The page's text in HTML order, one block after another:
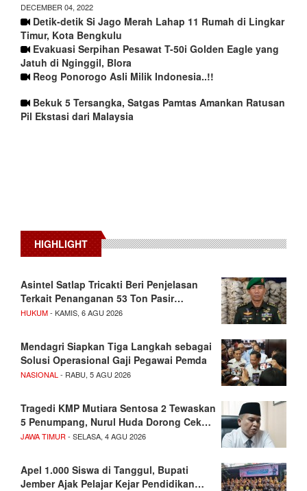
DECEMBER 04, 2022
Detik-detik Si Jago Merah Lahap 11 Rumah di Lingkar
Timur, Kota Bengkulu
Evakuasi Serpihan Pesawat T-50i Golden Eagle yang
Jatuh di Nginggil, Blora
Reog Ponorogo Asli Milik Indonesia..!!
Bekuk 5 Tersangka, Satgas Pamtas Amankan Ratusan
Pil Ekstasi dari Malaysia
HIGHLIGHT
Asintel Satlap Tricakti Beri Penjelasan
Terkait Penanganan 53 Ton Pasir…
HUKUM- KAMIS, 6 AGU 2026
Mendagri Siapkan Tiga Langkah sebagai
Solusi Operasional Gaji Pegawai Pemda
NASIONAL - RABU, 5 AGU 2026
Tragedi KMP Mutiara Sentosa 2 Tewaskan
5 Penumpang, Nurul Huda Dorong Cek…
JAWA TIMUR - SELASA, 4 AGU 2026
Apel 1.000 Siswa di Tanggul, Bupati
Jember Ajak Pelajar Kejar Pendidikan…